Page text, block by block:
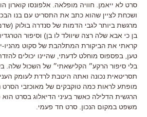
סרט לא ייאמן. חוויה מופלאה. אלפונסו קוארון
ושכחת לציין שהוא כתב את התסריט עם בנו
מרגשת ביותר לגבי הדמות של סנדרה בולוק
בן כי אבא שלה רצה שיוולד לו בן) וסיפור
קראתי את הביקורת המתלהבת של סקוט מהניו-
טען, בפספוס מוחלט לדעתי, שהיינו יכולים
בלי סיפור הרקע״ הקלישאתי״ של השכול שלה.
תסריטאית נכונה ואתה היטבת לרדת לעומק
מופתע לראות כמה טוקבקים של מאוכזבי הסרט
הרגשית הדלילה כאשר בעיני הדיאלוג בסרט
משפט במקום הנכון. סרט חד פעמי.